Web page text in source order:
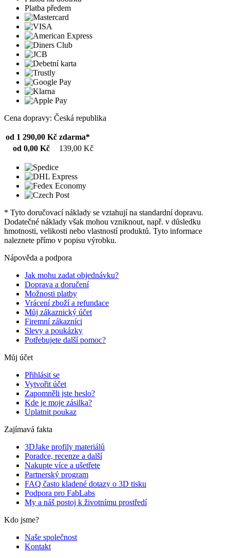
Platba předem
Cena dopravy: Česká republika
od 1 290,00 Kč zdarma*
od 0,00 Kč
139,00 Kč
* Tyto doručovací náklady se vztahují na standardní dopravu.
Dodatečné náklady však mohou vzniknout, např. v důsledku
hmotnosti, velikosti nebo vlastností produktů. Tyto informace
naleznete přímo v popisu výrobku.
Nápověda a podpora
Jak mohu zadat objednávku?
Doprava a doručení
Možnosti platby
Vrácení zboží a refundace
Můj zákaznický účet
Firemní zákazníci
Slevy a poukázky
Potřebujete další pomoc?
Můj účet
Přihlásit se
Vytvořit účet
Zapomněli jste heslo?
Kde je moje zásilka?
Uplatnit poukaz
Zajímavá fakta
3DJake profily materiálů
Poradce, recenze a další
Nakupte více a ušetřete
Partnerský program
FAQ často kladené dotazy o 3D tisku
Podpora pro FabLabs
My a náš postoj k životnímu prostředí
Kdo jsme?
Naše společnost
Kontakt